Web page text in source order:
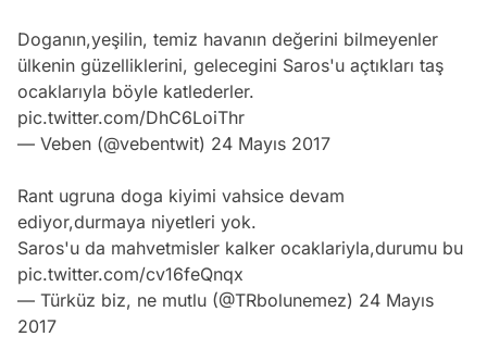
Doganın,yeşilin, temiz havanın değerini bilmeyenler
ülkenin güzelliklerini, gelecegini Saros'u açtıkları taş
ocaklarıyla böyle katlederler.
pic.twitter.com/DhC6LoiThr
— Veben (@vebentwit) 24 Mayıs 2017
Rant ugruna doga kiyimi vahsice devam
ediyor,durmaya niyetleri yok.
Saros'u da mahvetmisler kalker ocaklariyla,durumu bu
pic.twitter.com/cv16feQnqx
— Türküz biz, ne mutlu (@TRbolunemez) 24 Mayıs
2017